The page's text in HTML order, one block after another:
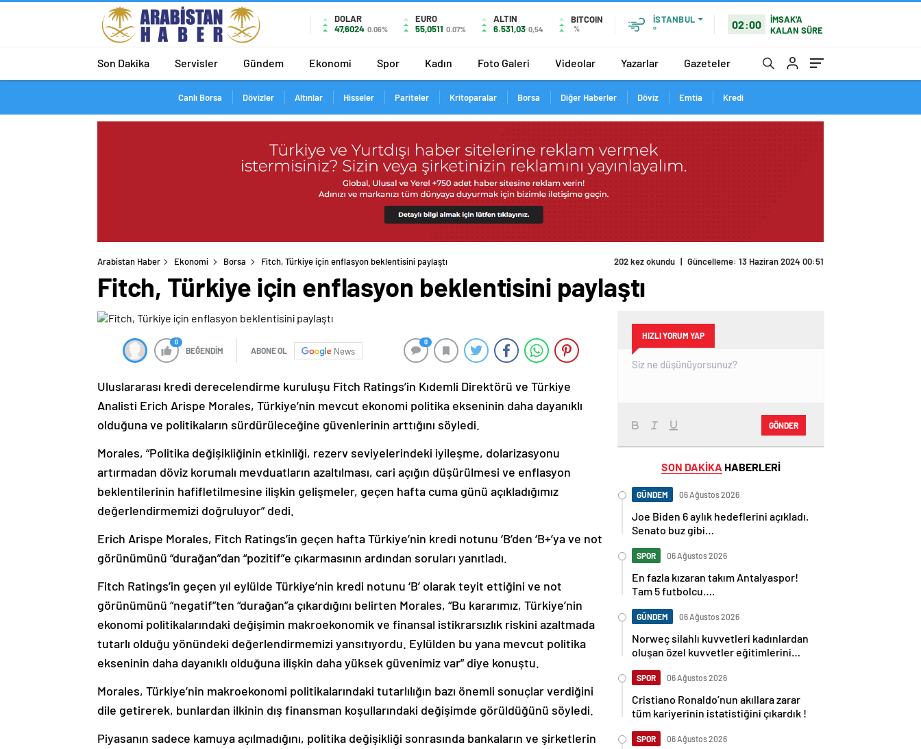
DOLAR
47,6024 0.06%
EURO
55,0511 0.07%
ALTIN
6.531,03 0,54
BITCOIN
%
İSTANBUL
°
02:00
İMSAK'A
KALAN SÜRE
Son Dakika Servisler Gündem Ekonomi Spor Kadın Foto Galeri Videolar Yazarlar Gazeteler
Canlı Borsa Dövizler Altınlar Hisseler Pariteler Kritoparalar Borsa Diğer Haberler Döviz Emtia Kredi
Arabistan Haber Ekonomi Borsa Fitch, Türkiye için enflasyon beklentisini paylaştı 202 kez okundu | Güncelleme: 13 Haziran 2024 00:51
Fitch, Türkiye için enflasyon beklentisini paylaştı
0
BEĞENDİM ABONE OL News
0
Uluslararası kredi derecelendirme kuruluşu Fitch Ratings’in Kıdemli Direktörü ve Türkiye
Analisti Erich Arispe Morales, Türkiye’nin mevcut ekonomi politika ekseninin daha dayanıklı
olduğuna ve politikaların sürdürüleceğine güvenlerinin arttığını söyledi.
Morales, “Politika değişikliğinin etkinliği, rezerv seviyelerindeki iyileşme, dolarizasyonu
artırmadan döviz korumalı mevduatların azaltılması, cari açığın düşürülmesi ve enflasyon
beklentilerinin hafifletilmesine ilişkin gelişmeler, geçen hafta cuma günü açıkladığımız
değerlendirmemizi doğruluyor” dedi.
Erich Arispe Morales, Fitch Ratings’in geçen hafta Türkiye’nin kredi notunu ‘B’den ‘B+’ya ve not
görünümünü “durağan”dan “pozitif”e çıkarmasının ardından soruları yanıtladı.
Fitch Ratings’in geçen yıl eylülde Türkiye’nin kredi notunu ‘B’ olarak teyit ettiğini ve not
görünümünü “negatif”ten “durağan”a çıkardığını belirten Morales, “Bu kararımız, Türkiye’nin
ekonomi politikalarındaki değişimin makroekonomik ve finansal istikrarsızlık riskini azaltmada
tutarlı olduğu yönündeki değerlendirmemizi yansıtıyordu. Eylülden bu yana mevcut politika
ekseninin daha dayanıklı olduğuna ilişkin daha yüksek güvenimiz var” diye konuştu.
Morales, Türkiye’nin makroekonomi politikalarındaki tutarlılığın bazı önemli sonuçlar verdiğini
dile getirerek, bunlardan ilkinin dış finansman koşullarındaki değişimde görüldüğünü söyledi.
Piyasanın sadece kamuya açılmadığını, politika değişikliği sonrasında bankaların ve şirketlerin
HIZLI YORUM YAP
GÖNDER
SON DAKİKA HABERLERİ
GÜNDEM 06 Ağustos 2026
Joe Biden 6 aylık hedeflerini açıkladı.
Senato buz gibi…
SPOR 06 Ağustos 2026
En fazla kızaran takım Antalyaspor!
Tam 5 futbolcu….
GÜNDEM 06 Ağustos 2026
Norweç silahlı kuvvetleri kadınlardan
oluşan özel kuvvetler eğitimlerini
SPOR 06 Ağustos 2026
Cristiano Ronaldo’nun akıllara zarar
tüm kariyerinin istatistiğini çıkardık !
SPOR 06 Ağustos 2026